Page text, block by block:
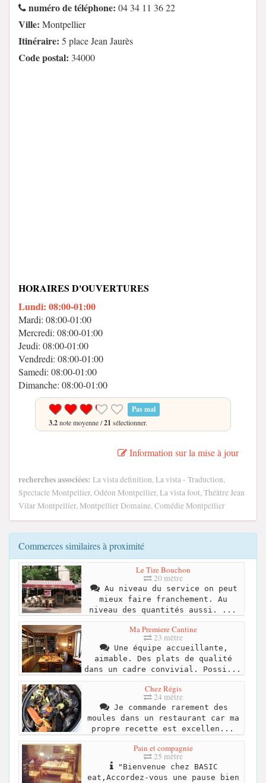
numéro de téléphone: 04 34 11 36 22
Ville: Montpellier
Itinéraire: 5 place Jean Jaurès
Code postal: 34000
HORAIRES D'OUVERTURES
Lundi: 08:00-01:00
Mardi: 08:00-01:00
Mercredi: 08:00-01:00
Jeudi: 08:00-01:00
Vendredi: 08:00-01:00
Samedi: 08:00-01:00
Dimanche: 08:00-01:00
Pas mal
3.2note moyenne /21 sélectionner.
Information sur la mise à jour
recherches associées: La vista definition, La vista - Traduction,
Spectacle Montpellier, Odéon Montpellier, La vista foot, Théâtre Jean
Vilar Montpellier, Montpellier Domaine, Comédie Montpellier
Commerces similaires à proximité
Le Tire Bouchon
20 mètre
Au niveau du service on peut
mieux faire franchement. Au
niveau des quantités aussi. ...
Ma Premiere Cantine
23 mètre
Une équipe accueillante,
aimable. Des plats de qualité
dans un cadre convivial. Possi...
Chez Régis
24 mètre
Je commande rarement des
moules dans un restaurant car ma
propre recette est excellen...
Pain et compagnie
25 mètre
"Bienvenue chez BASIC
eat,Accordez-vous une pause bien